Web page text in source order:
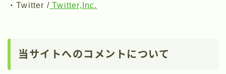
・Twitter / Twitter,Inc.
当サイトへのコメントについて